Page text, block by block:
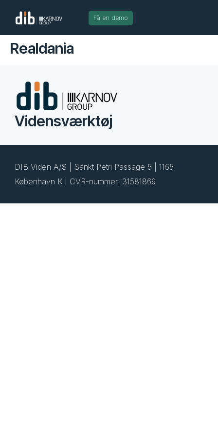
Få en demo
Realdania
Vidensværktøj
DIB Viden A/S | Sankt Petri Passage 5 | 1165
København K | CVR-nummer: 31581869